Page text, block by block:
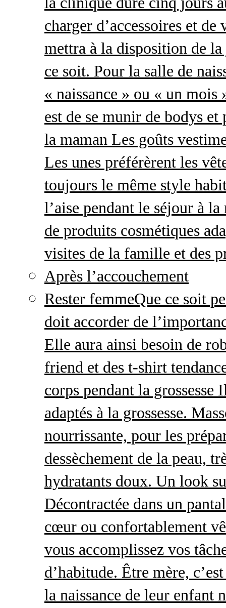
charger d’accessoires et
mettra à la disposition de
ce soit. Pour la salle de
« naissance » ou « un
est de se munir de bodys
la maman Les goûts
Les unes préférèrent les
toujours le même style
l’aise pendant le séjour à
de produits cosmétiques
visites de la famille et des
Après l’accouchement
Rester femmeQue ce soit
doit accorder de
Elle aura ainsi besoin de
friend et des t-shirt
corps pendant la
adaptés à la grossesse.
nourrissante, pour les
dessèchement de la peau,
hydratants doux. Un look
Décontractée dans un
cœur ou confortablement
vous accomplissez vos
d’habitude. Être mère,
la naissance de leur enfant